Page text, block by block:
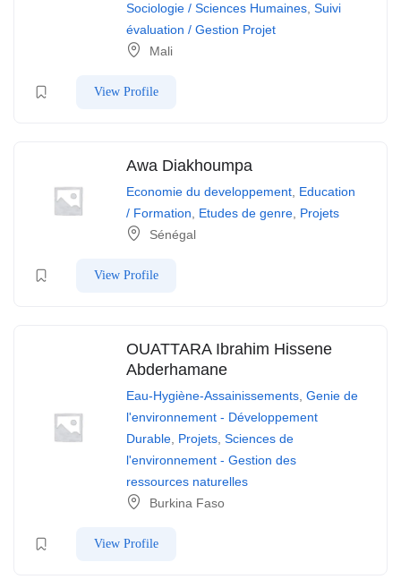
Sociologie / Sciences Humaines, Suivi
évaluation / Gestion Projet
Mali
View Profile
Awa Diakhoumpa
Economie du developpement, Education
/ Formation, Etudes de genre, Projets
Sénégal
View Profile
OUATTARA Ibrahim Hissene
Abderhamane
Eau-Hygiène-Assainissements, Genie de
l'environnement - Développement
Durable, Projets, Sciences de
l'environnement - Gestion des
ressources naturelles
Burkina Faso
View Profile